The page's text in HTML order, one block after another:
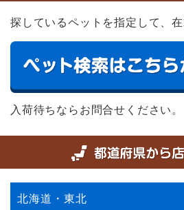
探しているペットを指定して、在
入荷待ちならお問合せください。
北海道・東北